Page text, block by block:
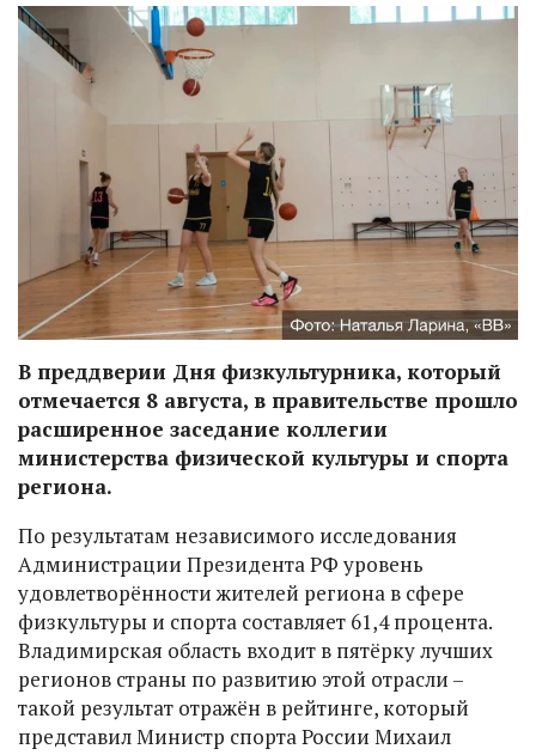
В преддверии Дня физкультурника, который
отмечается 8 августа, в правительстве прошло
расширенное заседание коллегии
министерства физической культуры и спорта
региона.
По результатам независимого исследования
Администрации Президента РФ уровень
удовлетворённости жителей региона в сфере
физкультуры и спорта составляет 61,4 процента.
Владимирская область входит в пятёрку лучших
регионов страны по развитию этой отрасли –
такой результат отражён в рейтинге, который
представил Министр спорта России Михаил